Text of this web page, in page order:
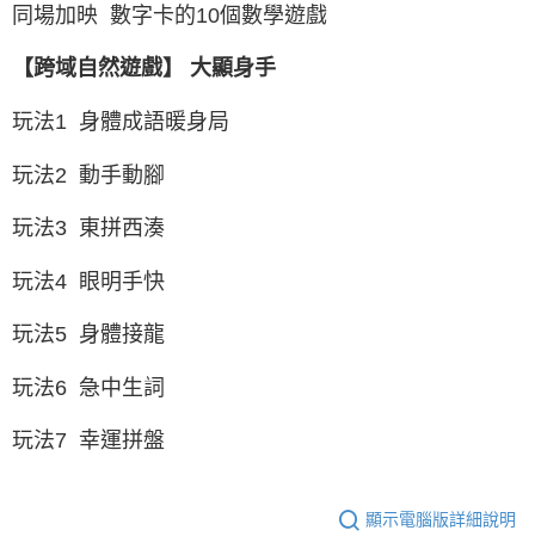
同場加映 數字卡的10個數學遊戲
【跨域自然遊戲】 大顯身手
玩法1 身體成語暖身局
玩法2 動手動腳
玩法3 東拼西湊
玩法4 眼明手快
玩法5 身體接龍
玩法6 急中生詞
玩法7 幸運拼盤
顯示電腦版詳細說明